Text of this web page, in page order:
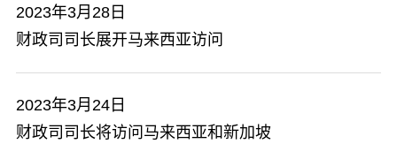
2023年3月28日
财政司司长展开马来西亚访问
2023年3月24日
财政司司长将访问马来西亚和新加坡